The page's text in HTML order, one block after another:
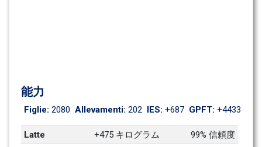
能力
Figlie: 2080 Allevamenti: 202 IES: +687 GPFT: +4433
Latte +475 キログラム
99% 信頼度